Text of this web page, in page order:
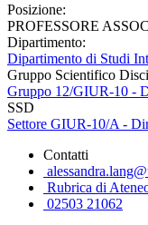
Posizione:
PROFESSORE
Dipartimento:
Dipartimento di Studi
Gruppo Scientifico
Gruppo 12/GIUR-10 -
SSD
Settore GIUR-10/A -
Contatti
Rubrica di
02503 21062